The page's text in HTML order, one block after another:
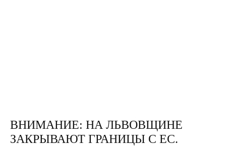
ВНИМАНИЕ: НА ЛЬВОВЩИНЕ
ЗАКРЫВАЮТ ГРАНИЦЫ С ЕС.